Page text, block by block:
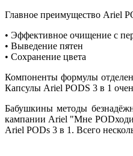
Главное преимущество Ariel
• Эффективное очищение с
• Выведение пятен
• Сохранение цвета
Компоненты формулы
Капсулы Ariel PODS 3 в 1
Бабушкины методы
кампании Ariel "Мне
Ariel PODs 3 в 1. Всего